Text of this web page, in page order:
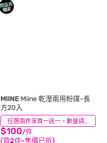
任選兩件享買一送一，數量請選2件
MIINE Miine 乾溼兩用粉撲-長
方20入
$100/件
(買2件-售價已折)
(24)